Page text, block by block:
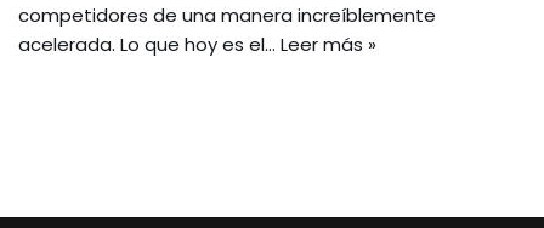
competidores de una manera increíblemente
acelerada. Lo que hoy es el… Leer más »